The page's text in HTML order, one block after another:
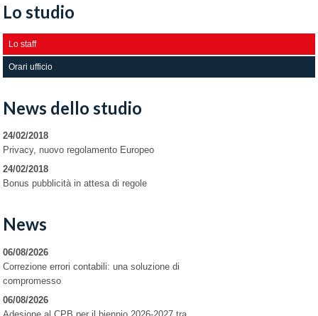
Lo studio
Lo staff
Orari ufficio
News dello studio
24/02/2018
Privacy, nuovo regolamento Europeo
24/02/2018
Bonus pubblicità in attesa di regole
News
06/08/2026
Correzione errori contabili: una soluzione di
compromesso
06/08/2026